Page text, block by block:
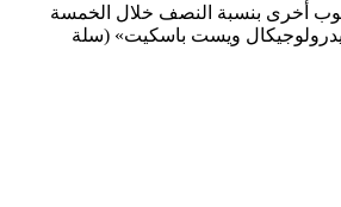
أخرى بنسبة النصف خلال الخمسة
ويست باسكيت» (سلة